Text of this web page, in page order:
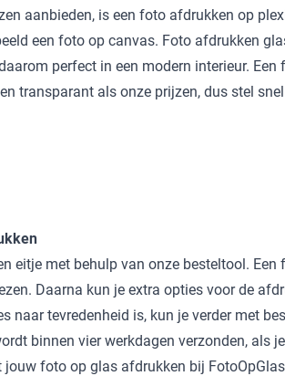
aanbieden, is een foto afdrukken op
een foto op canvas. Foto afdrukken
perfect in een modern interieur. Een
transparant als onze prijzen, dus stel
eitje met behulp van onze besteltool.
Daarna kun je extra opties voor de
naar tevredenheid is, kun je verder met
binnen vier werkdagen verzonden, als
foto op glas afdrukken bij